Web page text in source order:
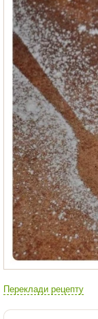
Переклади рецепту